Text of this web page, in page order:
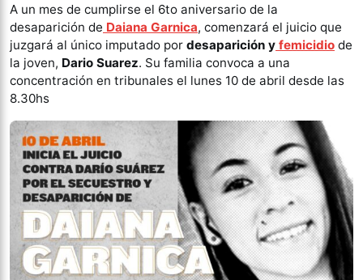
A un mes de cumplirse el 6to aniversario de la
desaparición de Daiana Garnica, comenzará el juicio que
juzgará al único imputado por desaparición y femicidio de
la joven, Dario Suarez. Su familia convoca a una
concentración en tribunales el lunes 10 de abril desde las
8.30hs